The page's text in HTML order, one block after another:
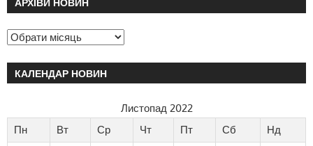
АРХІВИ НОВИН
КАЛЕНДАР НОВИН
Листопад 2022
Пн
Вт Ср Чт Пт Сб
Нд